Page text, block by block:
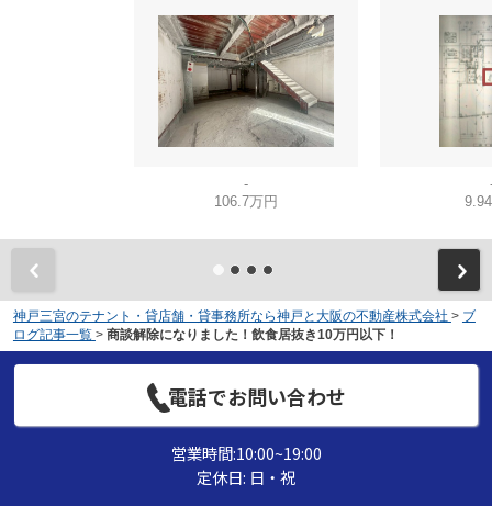
-
106.7万円
神戸三宮のテナント・貸店舗・貸事務所なら神戸と大阪の不動産株式会社 > ブ
ログ記事一覧 > 商談解除になりました！飲食居抜き10万円以下！
電話でお問い合わせ
営業時間:10:00~19:00
定休日: 日・祝